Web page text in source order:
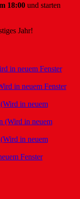
18:00und starten
Jahr!
in neuem Fenster
in neuem Fenster
in neuem
(Wird in neuem
in neuem
Fenster